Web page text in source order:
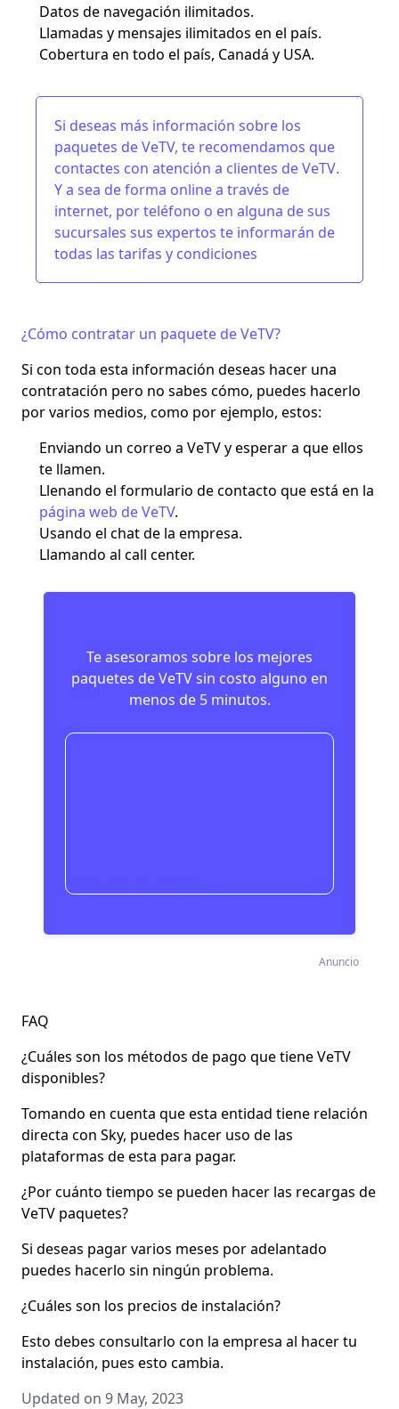
Datos de navegación ilimitados.
Llamadas y mensajes ilimitados en el país.
Cobertura en todo el país, Canadá y USA.
Si deseas más información sobre los
paquetes de VeTV, te recomendamos que
contactes con atención a clientes de VeTV.
Y a sea de forma online a través de
internet, por teléfono o en alguna de sus
sucursales sus expertos te informarán de
todas las tarifas y condiciones
¿Cómo contratar un paquete de VeTV?
Si con toda esta información deseas hacer una
contratación pero no sabes cómo, puedes hacerlo
por varios medios, como por ejemplo, estos:
Enviando un correo a VeTV y esperar a que ellos
te llamen.
Llenando el formulario de contacto que está en la
página web de VeTV.
Usando el chat de la empresa.
Llamando al call center.
Te asesoramos sobre los mejores
paquetes de VeTV sin costo alguno en
menos de 5 minutos.
Compara las ofertas
Anuncio
FAQ
¿Cuáles son los métodos de pago que tiene VeTV
disponibles?
Tomando en cuenta que esta entidad tiene relación
directa con Sky, puedes hacer uso de las
plataformas de esta para pagar.
¿Por cuánto tiempo se pueden hacer las recargas de
VeTV paquetes?
Si deseas pagar varios meses por adelantado
puedes hacerlo sin ningún problema.
¿Cuáles son los precios de instalación?
Esto debes consultarlo con la empresa al hacer tu
instalación, pues esto cambia.
Updated on 9 May, 2023